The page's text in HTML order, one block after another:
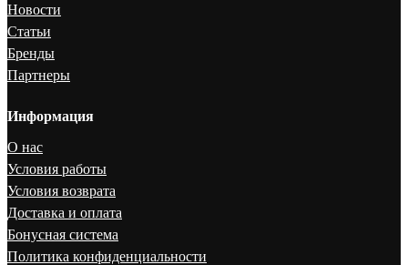
Новости
Статьи
Бренды
Партнеры
Информация
О нас
Условия работы
Условия возврата
Доставка и оплата
Бонусная система
Политика конфиденциальности